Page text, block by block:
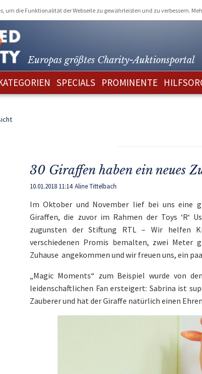
um die Funktionalität der Webseite zu gewährleisten und zu verbessern.
Europas größtes Charity-Auktionsportal
SPECIALS PROMINENTE
30 Giraffen haben ein neues
10.01.2018 11:14 Aline Tittelbach
Im Oktober und November lief bei uns eine
Giraffen, die zuvor im Rahmen der Toys ‘R‘
zugunsten der Stiftung RTL – Wir helfen
verschiedenen Promis bemalten, zwei
Zuhause angekommen und wir freuen uns, ein
„Magic Moments“ zum Beispiel wurde von
leidenschaftlichen Fan ersteigert: Sabrina ist
Zauberer und hat der Giraffe natürlich einen